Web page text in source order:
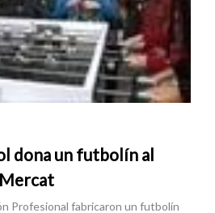
dona un futbolín al
Profesional fabricaron un futbolín